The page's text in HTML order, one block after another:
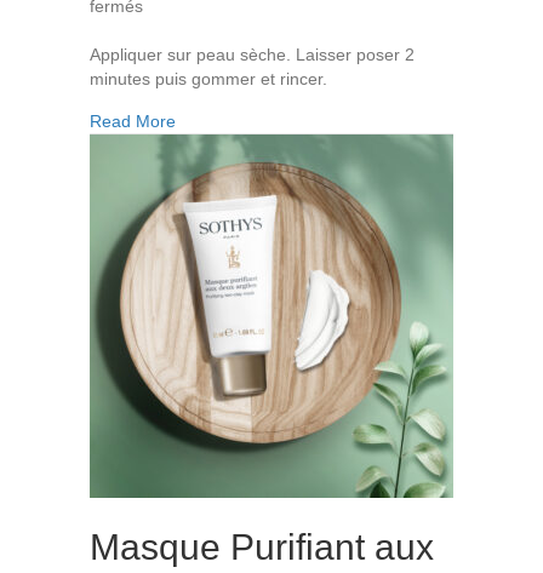
ferméssur
Exfoliant
Appliquer sur peau sèche. Laisser poser 2
minutes puis gommer et rincer.
Read Moreabout Gommage Exfoliant
Masque Purifiant aux